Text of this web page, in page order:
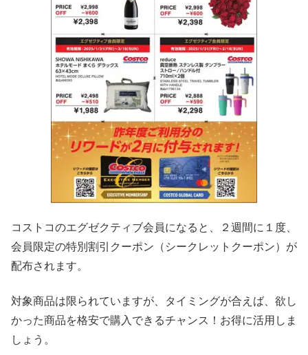
コストコのエグゼクティブ会員になると、２週間に１度、
会員限定の特別割引クーポン（シークレットクーポン）が
配布されます。
対象商品は限られていますが、タイミングが合えば、欲し
かった商品を格安で購入できるチャンス！お得に活用しま
しょう。